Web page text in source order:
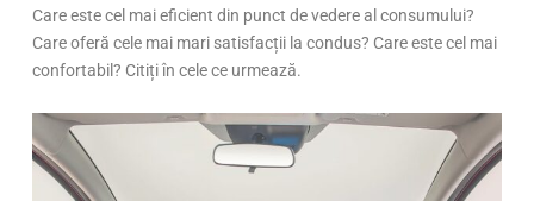
Care este cel mai eficient din punct de vedere al consumului?
Care oferă cele mai mari satisfacții la condus? Care este cel mai
confortabil? Citiți în cele ce urmează.